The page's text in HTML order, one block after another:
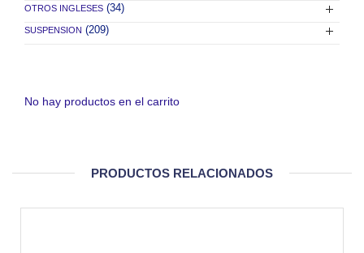
OTROS INGLESES (34)
SUSPENSION (209)
No hay productos en el carrito
PRODUCTOS RELACIONADOS